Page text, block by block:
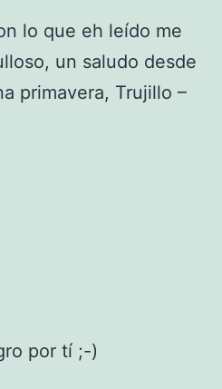
lo que eh leído me
un saludo desde
primavera, Trujillo –
por tí ;-)